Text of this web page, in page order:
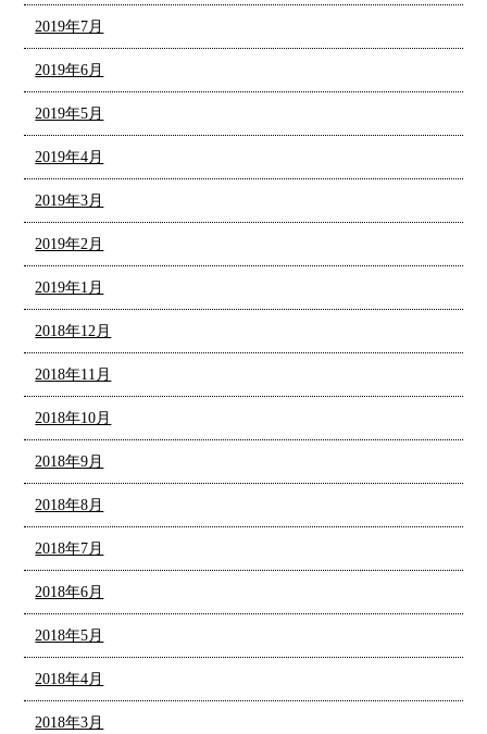
2019年7月
2019年6月
2019年5月
2019年4月
2019年3月
2019年2月
2019年1月
2018年12月
2018年11月
2018年10月
2018年9月
2018年8月
2018年7月
2018年6月
2018年5月
2018年4月
2018年3月